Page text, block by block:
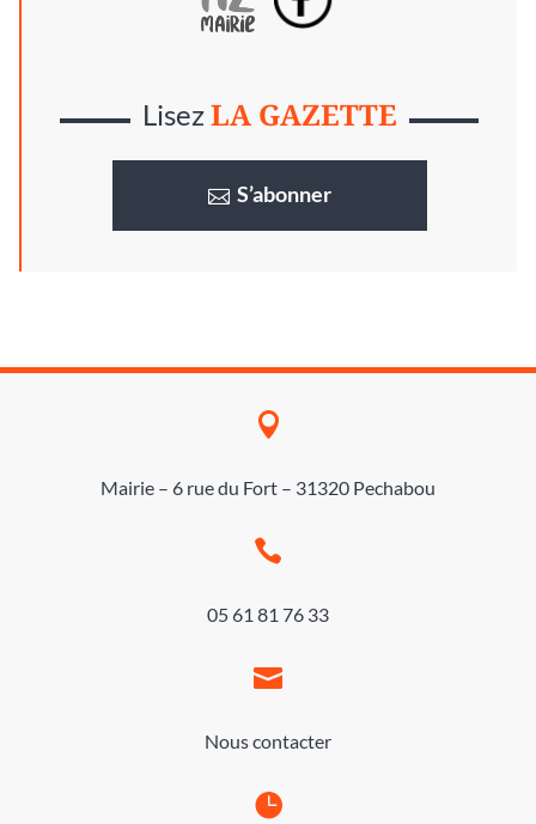
LisezLA GAZETTE
S’abonner

Mairie – 6 rue du Fort – 31320 Pechabou

05 61 81 76 33

Nous contacter
